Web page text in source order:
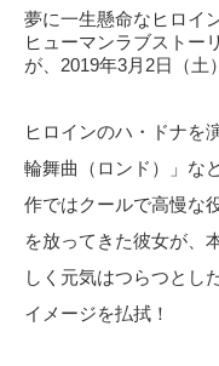
夢に一生懸命なヒロイ
ヒューマンラブストー
が、2019年3月2日（土
ヒロインのハ・ドナを
輪舞曲（ロンド）」な
作ではクールで高慢な
を放ってきた彼女が、
しく元気はつらつとし
イメージを払拭！